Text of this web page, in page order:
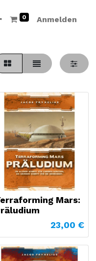
0 Anmelden
Mars:
23,00 €